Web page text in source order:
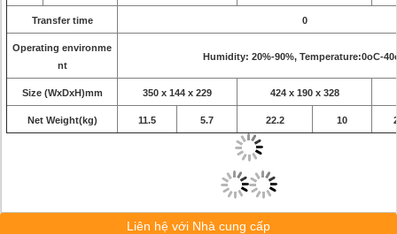
Transfer time 0
Operating environme
nt
Humidity: 20%-90%, Temperature:0oC-
Size (WxDxH)mm 350 x 144 x 229 424 x 190 x 328
Net Weight(kg) 11.5 5.7 22.2 10
Liên hệ với Nhà cung cấp